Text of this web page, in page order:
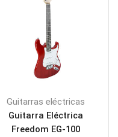
Guitarras eléctricas
Guitarra Eléctrica
Freedom EG-100